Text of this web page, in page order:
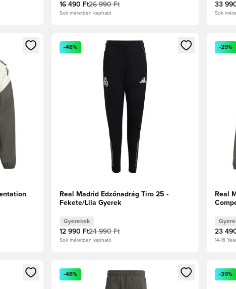
16 490 Ft26 990 Ft
Sok méretben kapható
33
Sok
vagy a tagként való regisztrációhoz
Megnyit egy modált a bejelentkezéshez vagy a
-48%
Real Madrid Edzőnadrág Tiro 25 -
Fekete/Lila Gyerek
Gyerekek
12 990 Ft24 990 Ft
Sok méretben kapható
-29%
Real
23
14-16
vagy a tagként való regisztrációhoz
Megnyit egy modált a bejelentkezéshez vagy a
-48% -39%